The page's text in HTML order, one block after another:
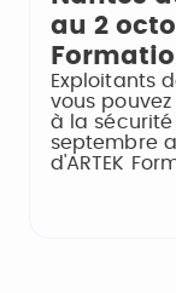
au 2
Exploitants
vous
à la
septembre
d'ARTEK